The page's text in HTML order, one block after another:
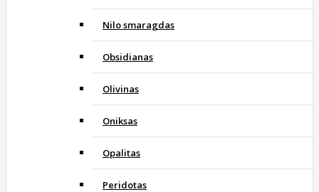
Nilo smaragdas
Obsidianas
Olivinas
Oniksas
Opalitas
Peridotas